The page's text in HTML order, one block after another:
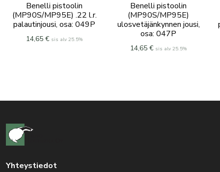
Benelli pistoolin
(MP90S/MP95E) .22 l.r.
palautinjousi, osa: 049P
14,65 € sis alv 25.5%
Benelli pistoolin
(MP90S/MP95E)
ulosvetäjänkynnen jousi,
osa: 047P
14,65 € sis alv 25.5%
Yhteystiedot